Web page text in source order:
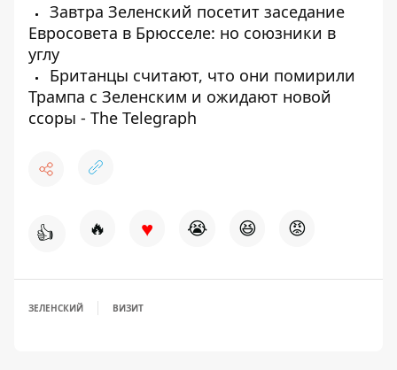
Завтра Зеленский посетит заседание
Евросовета в Брюсселе: но союзники в
углу
Британцы считают, что они помирили
Трампа с Зеленским и ожидают новой
ссоры - The Telegraph
👍 🔥 ♥ 😭 😆 😡
ЗЕЛЕНСКИЙ ВИЗИТ